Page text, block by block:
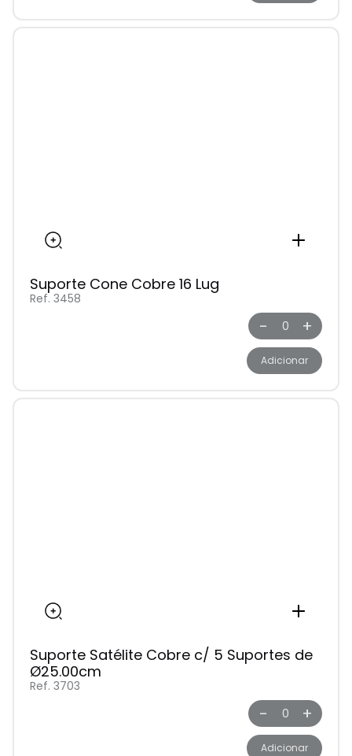
Suporte Cone Cobre 16 Lug
Ref. 3458
- +
Adicionar
Suporte Satélite Cobre c/ 5 Suportes de
Ø25.00cm
Ref. 3703
- +
Adicionar